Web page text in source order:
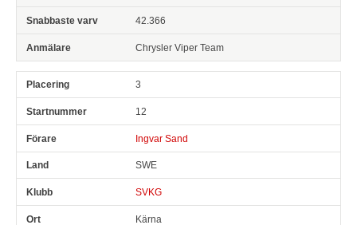
42.366
Chrysler Viper Team
3
12
Ingvar Sand
SWE
SVKG
Kärna